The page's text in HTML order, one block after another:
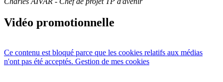
Vidéo promotionnelle
Ce contenu est bloqué parce que les cookies relatifs aux médias
n'ont pas été acceptés. Gestion de mes cookies